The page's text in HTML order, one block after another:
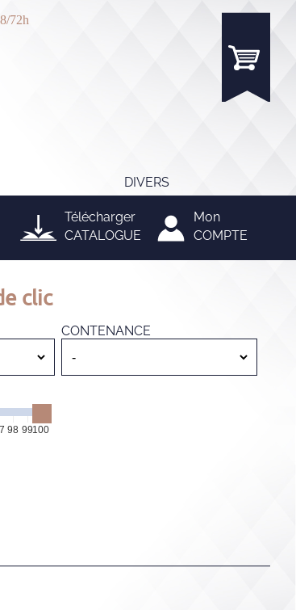
72h
DIVERS
Télécharger
CATALOGUE
Mon
COMPTE
clic
CONTENANCE
98 99100